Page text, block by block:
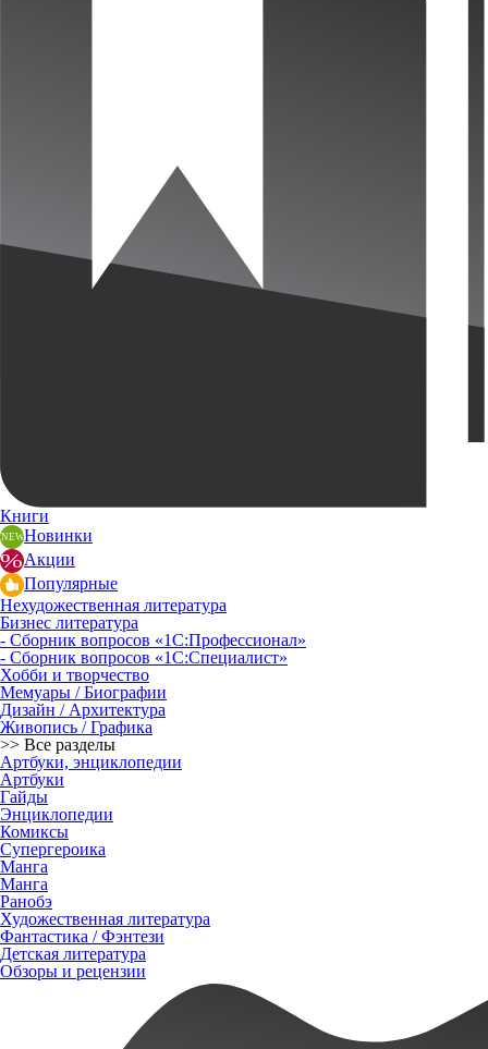
Книги
Новинки
Акции
Популярные
Нехудожественная литература
Бизнес литература
- Сборник вопросов «1С:Профессионал»
- Сборник вопросов «1С:Специалист»
Хобби и творчество
Мемуары / Биографии
Дизайн / Архитектура
Живопись / Графика
>> Все разделы
Артбуки, энциклопедии
Артбуки
Гайды
Энциклопедии
Комиксы
Супергероика
Манга
Манга
Ранобэ
Художественная литература
Фантастика / Фэнтези
Детская литература
Обзоры и рецензии